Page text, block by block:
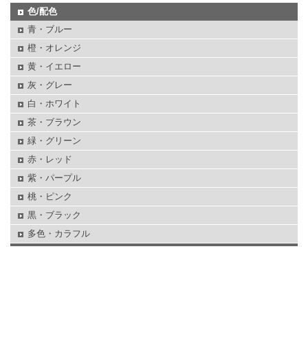
色/配色
青・ブルー
橙・オレンジ
黄・イエロー
灰・グレー
白・ホワイト
茶・ブラウン
緑・グリーン
赤・レッド
紫・パープル
桃・ピンク
黒・ブラック
多色・カラフル